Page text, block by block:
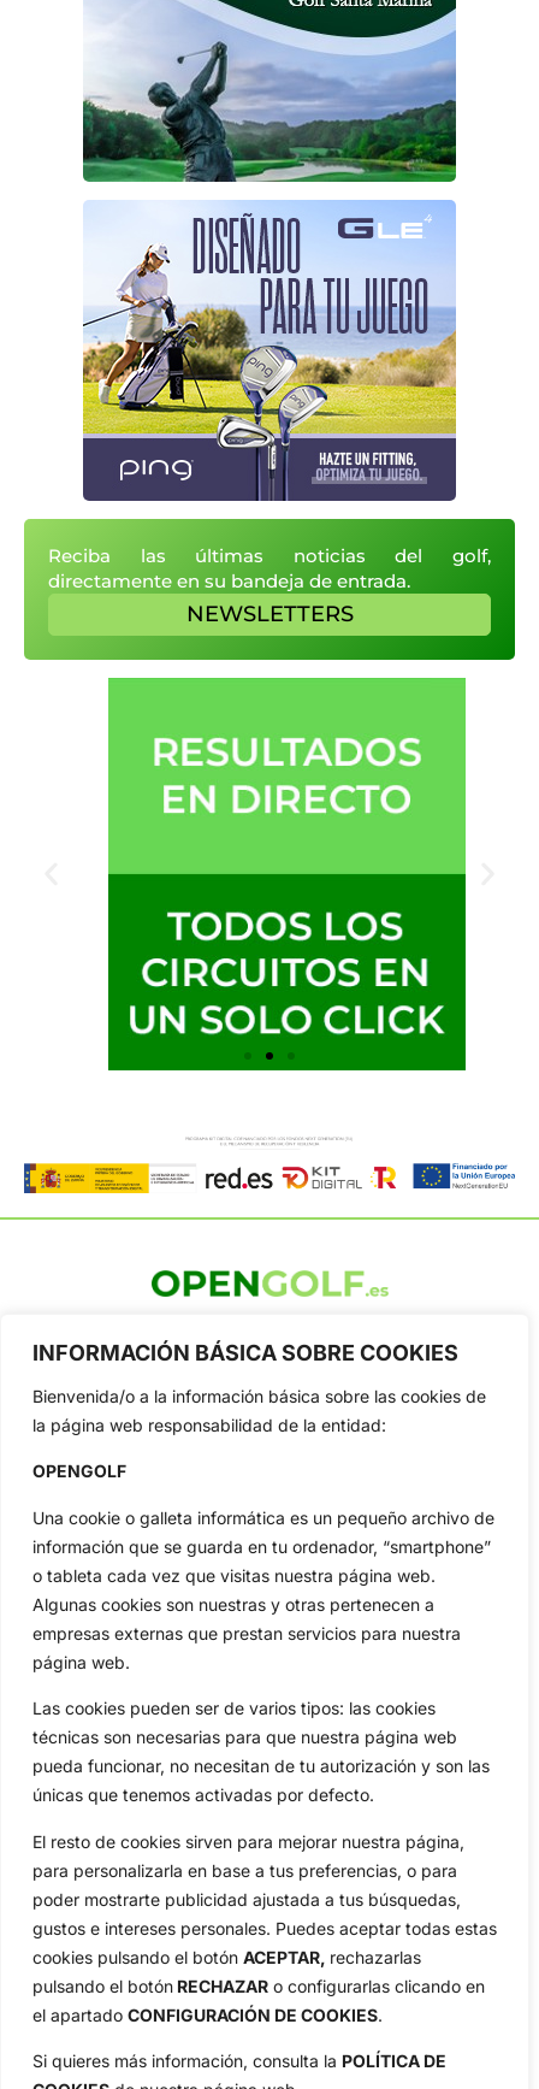
INFORMACIÓN BÁSICA SOBRE COOKIES
Bienvenida/o a la información básica sobre las cookies de
la página web responsabilidad de la entidad:
OPENGOLF
Una cookie o galleta informática es un pequeño archivo de
información que se guarda en tu ordenador, “smartphone”
o tableta cada vez que visitas nuestra página web.
Algunas cookies son nuestras y otras pertenecen a
empresas externas que prestan servicios para nuestra
página web.
Las cookies pueden ser de varios tipos: las cookies
técnicas son necesarias para que nuestra página web
pueda funcionar, no necesitan de tu autorización y son las
únicas que tenemos activadas por defecto.
El resto de cookies sirven para mejorar nuestra página,
para personalizarla en base a tus preferencias, o para
poder mostrarte publicidad ajustada a tus búsquedas,
gustos e intereses personales. Puedes aceptar todas estas
cookies pulsando el botón ACEPTAR, rechazarlas
pulsando el botón RECHAZAR o configurarlas clicando en
el apartado CONFIGURACIÓN DE COOKIES.
Si quieres más información, consulta la POLÍTICA DE
Reciba las últimas noticias del golf,
directamente en su bandeja de entrada.
NEWSLETTERS
profesional y amateur, resultados en directo, vídeos, noticias,
Tour...
Categorias
Inicio
Amateurs
Circuitos
Especiales
Reglas
Vídeos
De Interés
Compañía
Aviso Legal
Política de Privacidad
Política de Cookies
Publicidad
Newsletters
Copyright © 2025 OpenGolf | Diseño por TecnoQuatre